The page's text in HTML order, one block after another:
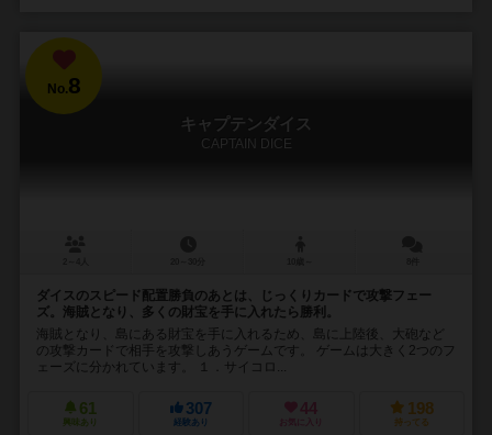
No.8
キャプテンダイス
CAPTAIN DICE
ダイスのスピード配置勝負のあとは、じっくりカードで攻撃フェー
ズ。海賊となり、多くの財宝を手に入れたら勝利。
海賊となり、島にある財宝を手に入れるため、島に上陸後、大砲など
の攻撃カードで相手を攻撃しあうゲームです。 ゲームは大きく2つのフ
ェーズに分かれています。 １．サイコロ...
61
興味あり
307
経験あり
44
お気に入り
198
持ってる